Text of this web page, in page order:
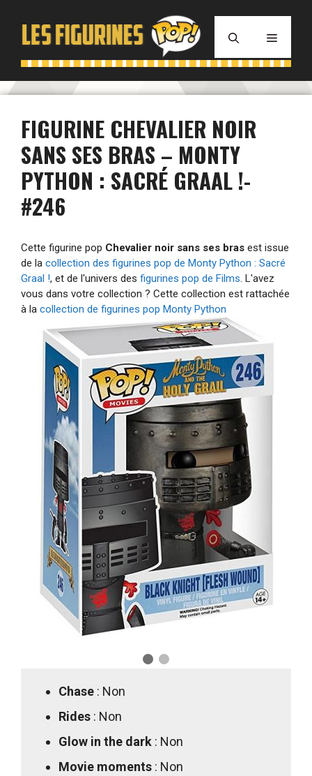
contenu
MENU
FIGURINE CHEVALIER NOIR
SANS SES BRAS – MONTY
PYTHON : SACRÉ GRAAL !-
#246
Cette figurine pop Chevalier noir sans ses bras est issue
de la collection des figurines pop de Monty Python : Sacré
Graal !, et de l'univers des figurines pop de Films. L'avez
vous dans votre collection ? Cette collection est rattachée
à la collection de figurines pop Monty Python
Chase : Non
Rides : Non
Glow in the dark : Non
Movie moments : Non